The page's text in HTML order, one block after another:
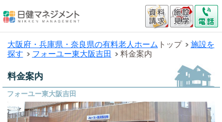
大阪府・兵庫県・奈良県の有料老人ホーム トップ
施設を
探す
フォーユー東大阪吉田 料金案内
フォーユー東大阪吉田
料金案内